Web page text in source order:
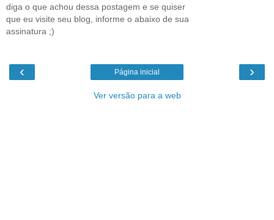
diga o que achou dessa postagem e se quiser
que eu visite seu blog, informe o abaixo de sua
assinatura ;)
‹ ›
Página inicial
Ver versão para a web